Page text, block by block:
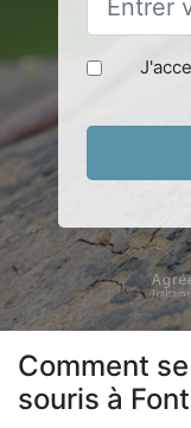
Comment
souris à